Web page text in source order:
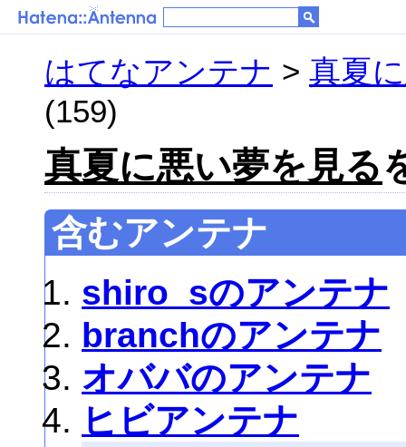
はてなアンテナ > 真夏
(159)
真夏に悪い夢を見る
含むアンテナ
shiro_sのアンテナ
branchのアンテナ
オババのアンテナ
ヒビアンテナ